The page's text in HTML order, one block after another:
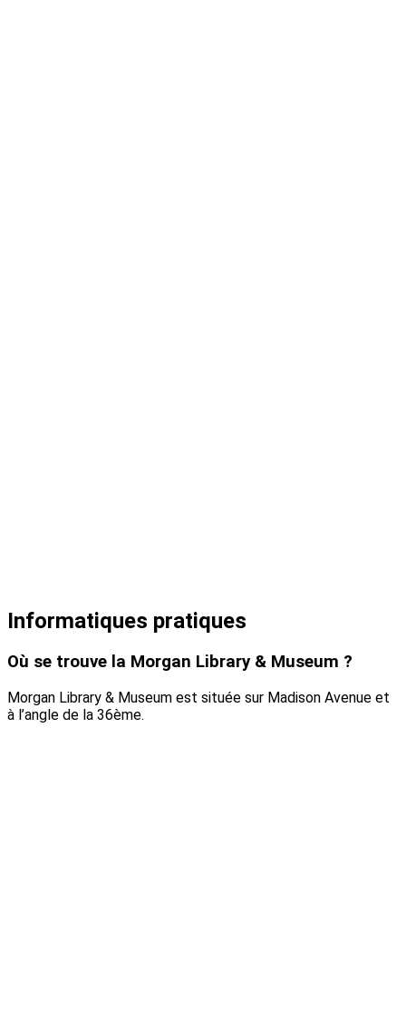
Informatiques pratiques
Où se trouve la Morgan Library & Museum ?
Morgan Library & Museum est située sur Madison Avenue et
à l’angle de la 36ème.